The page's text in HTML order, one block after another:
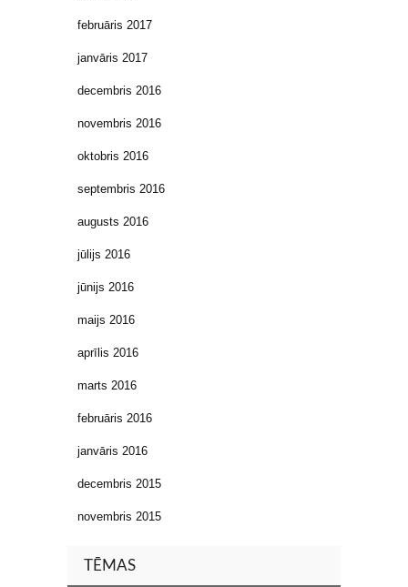
februāris 2017
janvāris 2017
decembris 2016
novembris 2016
oktobris 2016
septembris 2016
augusts 2016
jūlijs 2016
jūnijs 2016
maijs 2016
aprīlis 2016
marts 2016
februāris 2016
janvāris 2016
decembris 2015
novembris 2015
TĒMAS